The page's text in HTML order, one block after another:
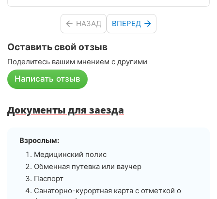
НАЗАД ВПЕРЕД
Оставить свой отзыв
Поделитесь вашим мнением с другими
Написать отзыв
Документы для заезда
Взрослым:
Медицинский полис
Обменная путевка или ваучер
Паспорт
Санаторно-курортная карта с отметкой о